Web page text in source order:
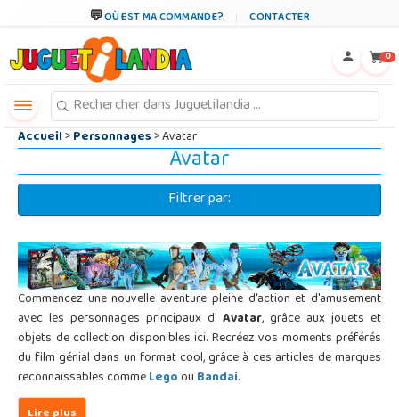
OÙ EST MA COMMANDE? CONTACTER
0
Accueil>Personnages> Avatar
Avatar
Filtrer par:
Commencez une nouvelle aventure pleine d'action et d'amusement
avec les personnages principaux d' Avatar, grâce aux jouets et
objets de collection disponibles ici. Recréez vos moments préférés
du film génial dans un format cool, grâce à ces articles de marques
reconnaissables commeLegoouBandai.